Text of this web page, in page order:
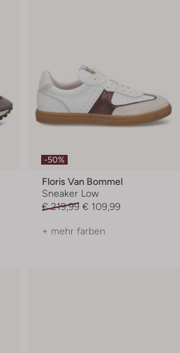
-50%
Floris Van Bommel
Sneaker Low
€ 219,99 € 109,99
+ mehr farben